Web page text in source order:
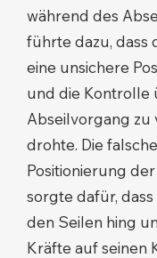
während des
führte dazu, dass
eine unsichere
und die Kontrolle
Abseilvorgang zu
drohte. Die falsche
Positionierung
sorgte dafür,
den Seilen hing
Kräfte auf seinen